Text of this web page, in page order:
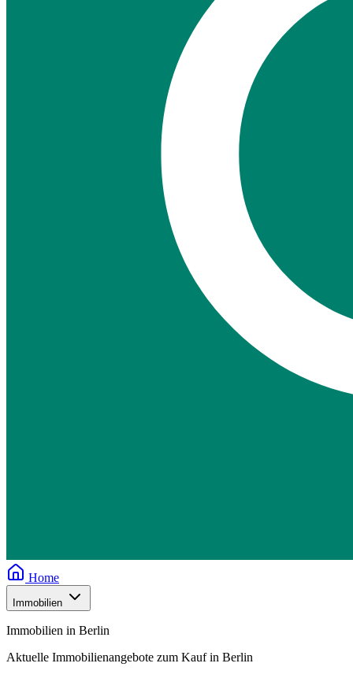
Home
Immobilien
Immobilien in Berlin
Aktuelle Immobilienangebote zum Kauf in Berlin